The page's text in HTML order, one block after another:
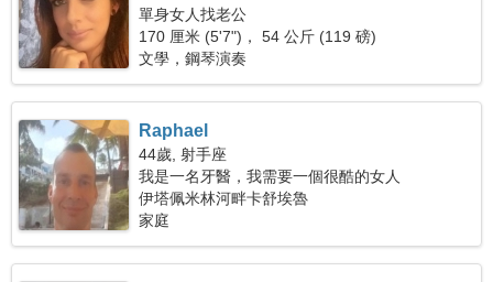
單身女人找老公
170 厘米 (5'7")， 54 公斤 (119 磅)
文學，鋼琴演奏
Raphael
44歲, 射手座
我是一名牙醫，我需要一個很酷的女人
伊塔佩米林河畔卡舒埃魯
家庭